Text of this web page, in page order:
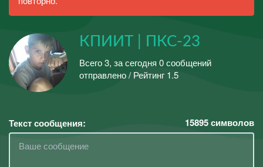
КПИИТ | ПКС-23
Всего 3, за сегодня 0 сообщений
отправлено / Рейтинг 1.5
Текст сообщения: 15895символов